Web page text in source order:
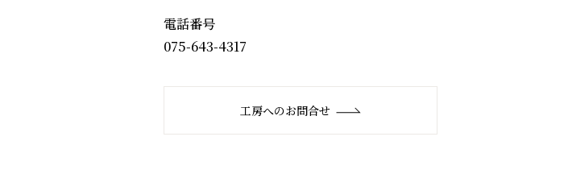
電話番号
075-643-4317
工房へのお問合せ